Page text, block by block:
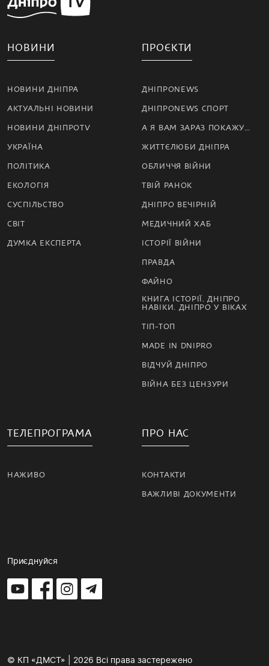
НОВИНИ
НОВИНИ ДНІПРА
АКТУАЛЬНІ НОВИНИ
НОВИНИ ДНІПРОTV
УКРАЇНА
ПОЛІТИКА
ЕКОЛОГІЯ
СУСПІЛЬСТВО
СВІТ
ДУМКА ЕКСПЕРТА
ПРОЄКТИ
ДНІПРОNEWS
ДНІПРОNEWS СПОРТ
А Я ВАМ ЗАРАЗ ПОКАЖУ…
ЖИТТЄЛЮБИ ДНІПРА
ОБЛИЧЧЯ ВІЙНИ
ТВІЙ РАНОК
ДНІПРО ВЕЧІРНІЙ
МЕДИЧНИЙ ХАБ
ІСТОРІЇ ВІЙНИ
ПРАВДА
ФАЙНО
КНИГА ІСТОРІЇ. ДНІПРО
НАВІКИ. ДНІПРО У ВІКАХ
ТІП-ТОП
MADE IN DNIPRO
ВІДЧУЙ ДНІПРО
ВІЙНА БЕЗ ЦЕНЗУРИ
ТЕЛЕПРОГРАМА
НАЖИВО
ПРО НАС
КОНТАКТИ
ВАЖЛИВІ ДОКУМЕНТИ
Приєднуйся
© КП «ДМСТ» | 2026 Всі права застережено